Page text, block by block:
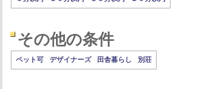
その他の条件
ペット可 デザイナーズ 田舎暮らし 別荘